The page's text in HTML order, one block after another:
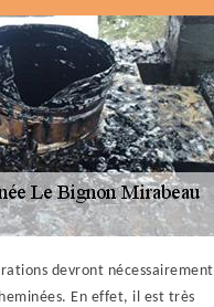
devront nécessairement
En effet, il est très